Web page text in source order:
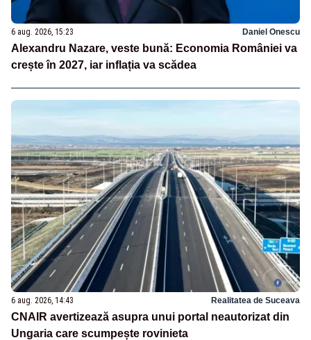
6 aug. 2026, 15:23 Daniel Onescu
Alexandru Nazare, veste bună: Economia României va
crește în 2027, iar inflația va scădea
6 aug. 2026, 14:43 Realitatea de Suceava
CNAIR avertizează asupra unui portal neautorizat din
Ungaria care scumpește rovinieta